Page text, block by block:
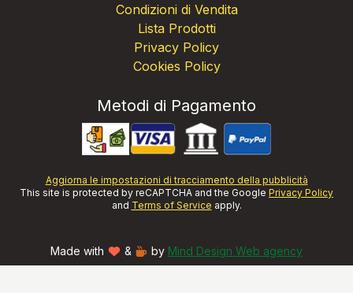
Condizioni di Vendita
Lista Prodotti
Privacy Policy
Cookies Policy
Metodi di Pagamento
Aggiorna le impostazioni di tracciamento della pubblicità
This site is protected by reCAPTCHA and the Google Privacy Policy
and Terms of Service apply.
Made with & by Mind Design Web agency